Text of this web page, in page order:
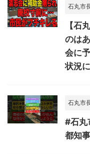
石丸市
【石
のは
会に
状況
石丸市
#石丸
都知